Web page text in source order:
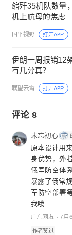
缩歼35机队数量
机上航母的焦虑
国平视野 打开APP
伊朗一周报销12
有几分真？
瞩望云霄 打开APP
评论 8
未忘初心
原本设计用
身优势，外
俄军防空体
暴露了俄常
军防空部署
我哦
广东网友 7月
作者赞过